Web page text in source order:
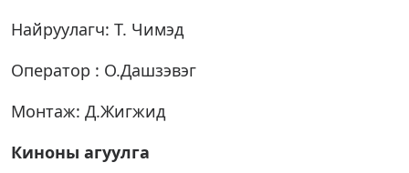
Найруулагч: Т. Чимэд
Оператор : О.Дашзэвэг
Монтаж: Д.Жигжид
Киноны агуулга